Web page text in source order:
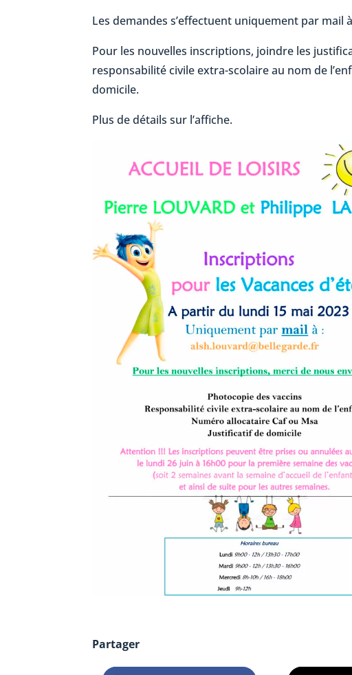
Les demandes s’effectuent uniquement par mail
Pour les nouvelles inscriptions, joindre les
responsabilité civile extra-scolaire au nom de
domicile.
Plus de détails sur l’affiche.
Partager